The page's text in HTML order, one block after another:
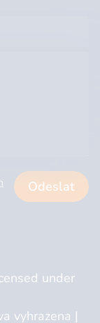
Odeslat
under
vyhrazena |